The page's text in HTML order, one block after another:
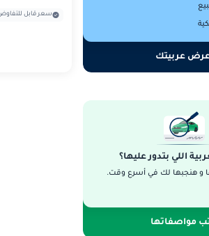
عربيتك
سعر قابل
اللي بتدور عليها؟
و هنجبها لك في أسرع وقت.
مواصفاتها